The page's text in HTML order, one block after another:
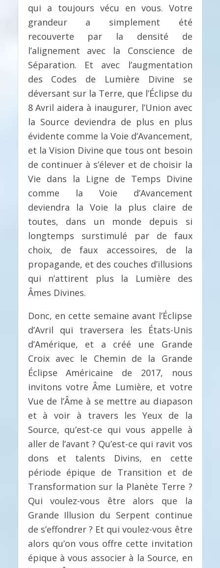
qui a toujours vécu en vous. Votre
grandeur a simplement été
recouverte par la densité de
l’alignement avec la Conscience de
Séparation. Et avec l’augmentation
des Codes de Lumière Divine se
déversant sur la Terre, que l’Éclipse du
8 Avril aidera à inaugurer, l’Union avec
la Source deviendra de plus en plus
évidente comme la Voie d’Avancement,
et la Vision Divine que tous ont besoin
de continuer à s’élever et de choisir la
Vie dans la Ligne de Temps Divine
comme la Voie d’Avancement
deviendra la Voie la plus claire de
toutes, dans un monde depuis si
longtemps surstimulé par de faux
choix, de faux accessoires, de la
propagande, et des couches d’illusions
qui n’attirent plus la Lumière des
Âmes Divines.
Donc, en cette semaine avant l’Éclipse
d’Avril qui traversera les États-Unis
d’Amérique, et a créé une Grande
Croix avec le Chemin de la Grande
Éclipse Américaine de 2017, nous
invitons votre Âme Lumière, et votre
Vue de l’Âme à se mettre au diapason
et à voir à travers les Yeux de la
Source, qu’est-ce qui vous appelle à
aller de l’avant ? Qu’est-ce qui ravit vos
dons et talents Divins, en cette
période épique de Transition et de
Transformation sur la Planète Terre ?
Qui voulez-vous être alors que la
Grande Illusion du Serpent continue
de s’effondrer ? Et qui voulez-vous être
alors qu’on vous offre cette invitation
épique à vous associer à la Source, en